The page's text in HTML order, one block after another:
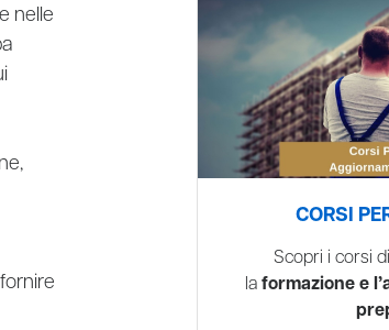
nelle
CORSI
Scopri i corsi
laformazione e